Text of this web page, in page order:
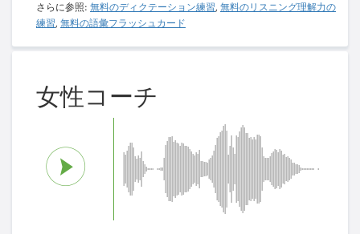
さらに参照: 無料のディクテーション練習, 無料のリスニング理解力の
練習, 無料の語彙フラッシュカード
女性コーチ